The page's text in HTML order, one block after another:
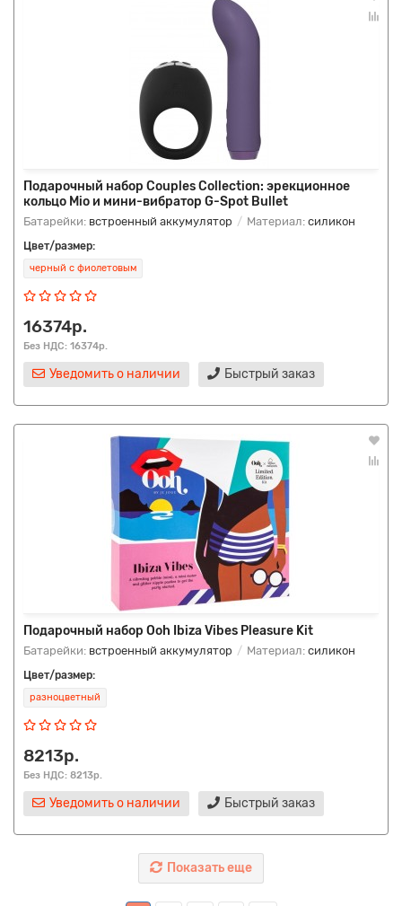
Подарочный набор Couples Collection: эрекционное
кольцо Mio и мини-вибратор G-Spot Bullet
Батарейки: встроенный аккумулятор Материал: силикон
Цвет/размер:
черный с фиолетовым
16374р.
Без НДС: 16374р.
Уведомить о наличии Быстрый заказ
Подарочный набор Ooh Ibiza Vibes Pleasure Kit
Батарейки: встроенный аккумулятор Материал: силикон
Цвет/размер:
разноцветный
8213р.
Без НДС: 8213р.
Уведомить о наличии Быстрый заказ
Показать еще